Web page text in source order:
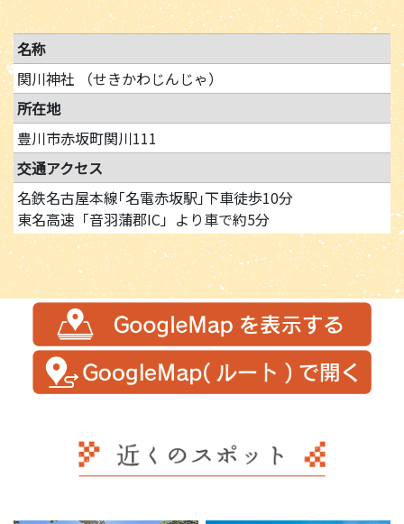
名称
関川神社 （せきかわじんじゃ）
所在地
豊川市赤坂町関川111
交通アクセス
名鉄名古屋本線｢名電赤坂駅｣下車徒歩10分
東名高速「音羽蒲郡IC」より車で約5分